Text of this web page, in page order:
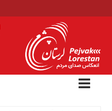
بالا
خانه
ارتباط